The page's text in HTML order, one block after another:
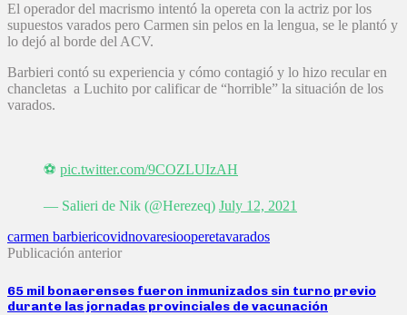
El operador del macrismo intentó la opereta con la actriz por los
supuestos varados pero Carmen sin pelos en la lengua, se le plantó y
lo dejó al borde del ACV.
Barbieri contó su experiencia y cómo contagió y lo hizo recular en
chancletas a Luchito por calificar de “horrible” la situación de los
varados.
⚽ pic.twitter.com/9COZLUIzAH
— Salieri de Nik (@Herezeq) July 12, 2021
carmen barbiericovidnovaresiooperetavarados
Publicación anterior
65 mil bonaerenses fueron inmunizados sin turno previo
durante las jornadas provinciales de vacunación